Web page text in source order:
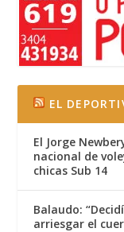
EL
El Jorge
nacional de
chicas Sub 14
Balaudo:
arriesgar el